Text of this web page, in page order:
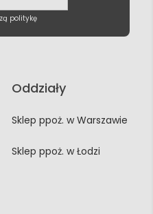
politykę
Oddziały
Sklep ppoż. w Warszawie
Sklep ppoż. w Łodzi